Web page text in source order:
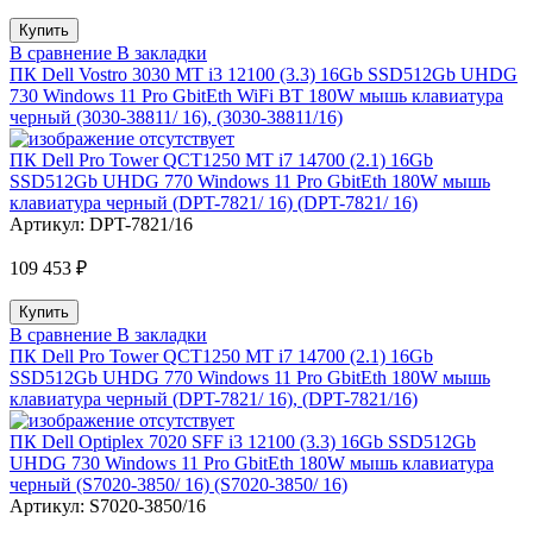
В сравнение В закладки
ПК Dell Vostro 3030 MT i3 12100 (3.3) 16Gb SSD512Gb UHDG
730 Windows 11 Pro GbitEth WiFi BT 180W мышь клавиатура
черный (3030-38811/ 16), (3030-38811/16)
ПК Dell Pro Tower QCT1250 MT i7 14700 (2.1) 16Gb
SSD512Gb UHDG 770 Windows 11 Pro GbitEth 180W мышь
клавиатура черный (DPT-7821/ 16) (DPT-7821/ 16)
Артикул: DPT-7821/16
109 453 ₽
В сравнение В закладки
ПК Dell Pro Tower QCT1250 MT i7 14700 (2.1) 16Gb
SSD512Gb UHDG 770 Windows 11 Pro GbitEth 180W мышь
клавиатура черный (DPT-7821/ 16), (DPT-7821/16)
ПК Dell Optiplex 7020 SFF i3 12100 (3.3) 16Gb SSD512Gb
UHDG 730 Windows 11 Pro GbitEth 180W мышь клавиатура
черный (S7020-3850/ 16) (S7020-3850/ 16)
Артикул: S7020-3850/16